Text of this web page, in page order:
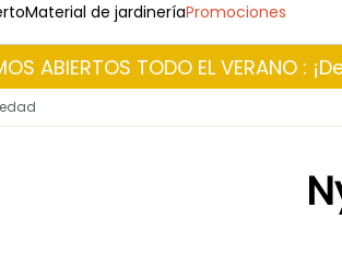
Material de jardineríaPromociones
ABIERTOS TODO EL